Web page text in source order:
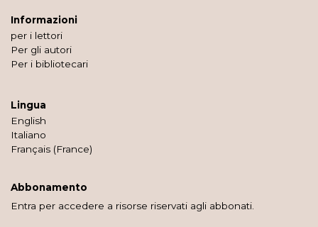
Informazioni
per i lettori
Per gli autori
Per i bibliotecari
Lingua
English
Italiano
Français (France)
Abbonamento
Entra per accedere a risorse riservati agli abbonati.